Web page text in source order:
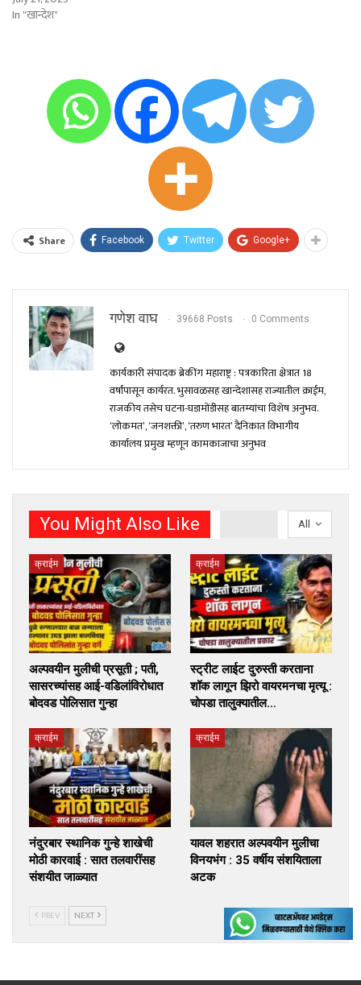
In "खान्देश"
Share Facebook Twitter Google+
गणेश वाघ 39668 Posts 0 Comments
कार्यकारी संपादक ब्रेकींग महाराष्ट्र : पत्रकारिता क्षेत्रात 18
वर्षांपासून कार्यरत. भुसावळसह खान्देशासह राज्यातील क्राईम,
राजकीय तसेच घटना-घडामोंडीसह बातम्यांचा विशेष अनुभव.
‘लोकमत’, ‘जनशक्ती’, ‘तरुण भारत’ दैनिकात विभागीय
कार्यालय प्रमुख म्हणून कामकाजाचा अनुभव
All
You Might Also Like
क्राईम
अल्पवयीन मुलीची प्रसूती ; पती,
सासरच्यांसह आई-वडिलांविरोधात
बोदवड पोलिसात गुन्हा
क्राईम
स्ट्रीट लाईट दुरुस्ती करताना
शॉक लागून झिरो वायरमनचा मृत्यू :
चोपडा तालुक्यातील…
क्राईम
नंदुरबार स्थानिक गुन्हे शाखेची
मोठी कारवाई : सात तलवारींसह
संशयीत जाळ्यात
क्राईम
यावल शहरात अल्पवयीन मुलीचा
विनयभंग : 35 वर्षीय संशयिताला
अटक
PREV NEXT